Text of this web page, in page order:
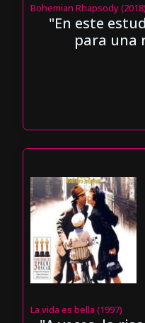
Bohemian Rhapsody (2018)
"En este
para una
La vida es bella (1997)